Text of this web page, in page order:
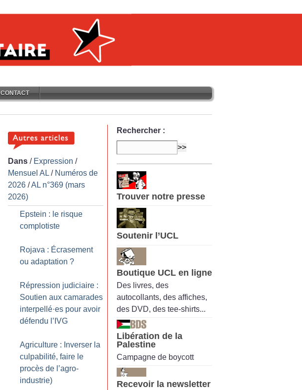
CONTACT
Dans / Expression /
Mensuel AL / Numéros de
2026 /AL n°369 (mars
2026)
Epstein : le risque
complotiste
Rojava : Écrasement
ou adaptation ?
Répression judiciaire :
Soutien aux camarades
interpellé·es pour avoir
défendu l’IVG
Agriculture : Inverser la
culpabilité, faire le
procès de l’agro-
industrie)
Rechercher :
Trouver notre presse
Soutenir l’UCL
Boutique UCL en ligne
Des livres, des
autocollants, des affiches,
des DVD, des tee-shirts...
Libération de la
Palestine
Campagne de boycott
Recevoir la newsletter